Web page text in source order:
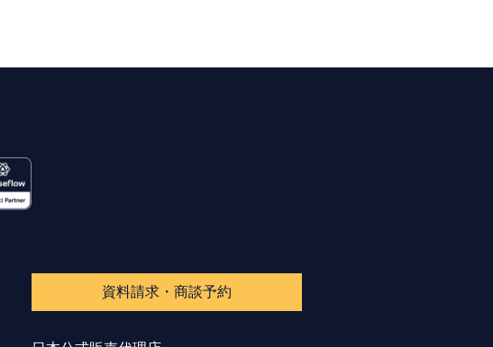
資料請求・商談予約